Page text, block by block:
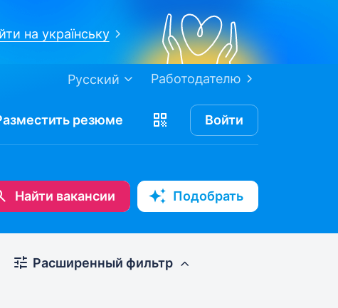
на українську
Работодателю
Русский
резюме Войти
Найти вакансии Подобрать
Расширенный фильтр